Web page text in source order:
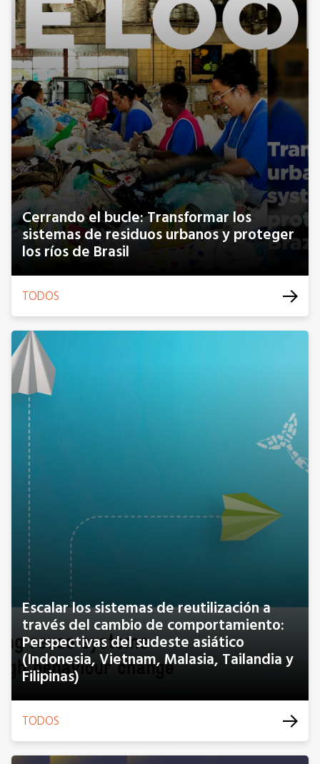
Cerrando el bucle: Transformar los
sistemas de residuos urbanos y proteger
los ríos de Brasil
TODOS
Escalar los sistemas de reutilización a
través del cambio de comportamiento:
Perspectivas del sudeste asiático
(Indonesia, Vietnam, Malasia, Tailandia y
Filipinas)
TODOS